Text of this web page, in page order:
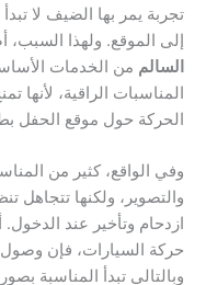
تجربة يمر بها الضيف لا
إلى الموقع. ولهذا
السالم من الخدمات
المناسبات الراقية،
الحركة حول موقع الحفل
وفي الواقع، كثير من
والتصوير، ولكنها تتجاهل
ازدحام وتأخير عند
حركة السيارات، فإن وصول
وبالتالي تبدأ المناسبة